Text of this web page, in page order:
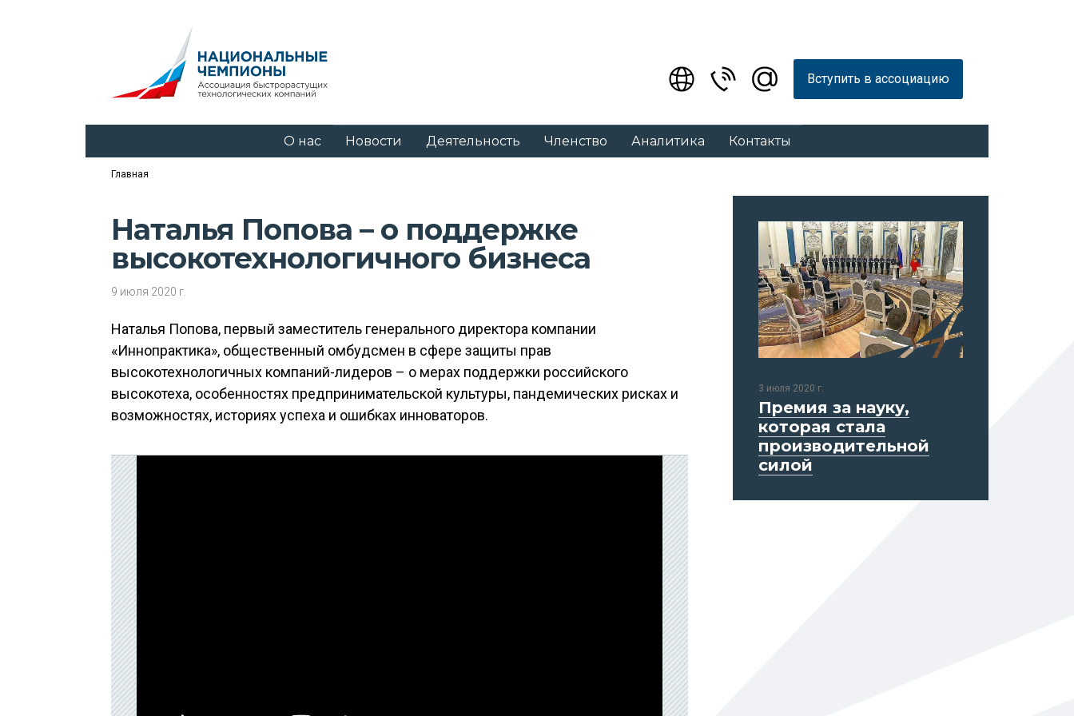
Вступить в ассоциацию
О нас Новости Деятельность Членство Аналитика Контакты
Главная
Наталья Попова – о поддержке
высокотехнологичного бизнеса
9 июля 2020 г.
Наталья Попова, первый заместитель генерального директора компании
«Иннопрактика», общественный омбудсмен в сфере защиты прав
высокотехнологичных компаний-лидеров – о мерах поддержки российского
высокотеха, особенностях предпринимательской культуры, пандемических рисках и
возможностях, историях успеха и ошибках инноваторов.
3 июля 2020 г.
Премия за науку,
которая стала
производительной
силой